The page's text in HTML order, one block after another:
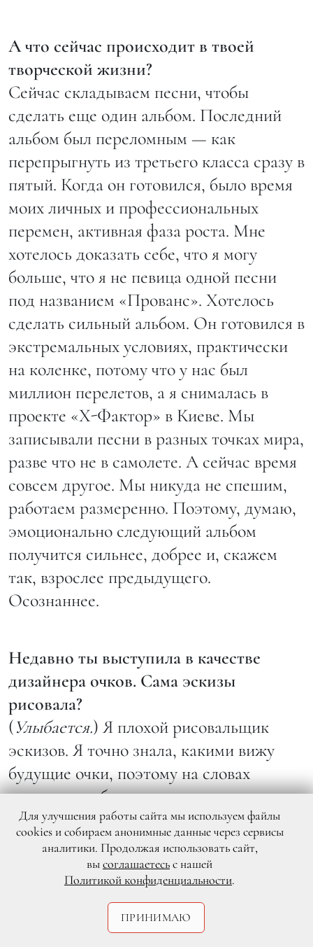
А что сейчас происходит в твоей
творческой жизни?
Сейчас складываем песни, чтобы
сделать еще один альбом. Последний
альбом был переломным — как
перепрыгнуть из третьего класса сразу в
пятый. Когда он готовился, было время
моих личных и профессиональных
перемен, активная фаза роста. Мне
хотелось доказать себе, что я могу
больше, что я не певица одной песни
под названием «Прованс». Хотелось
сделать сильный альбом. Он готовился в
экстремальных условиях, практически
на коленке, потому что у нас был
миллион перелетов, а я снималась в
проекте «Х-Фактор» в Киеве. Мы
записывали песни в разных точках мира,
разве что не в самолете. А сейчас время
совсем другое. Мы никуда не спешим,
работаем размеренно. Поэтому, думаю,
эмоционально следующий альбом
получится сильнее, добрее и, скажем
так, взрослее предыдущего.
Осознаннее.
Недавно ты выступила в качестве
дизайнера очков. Сама эскизы
рисовала?
(Улыбается.) Я плохой рисовальщик
эскизов. Я точно знала, какими вижу
будущие очки, поэтому на словах
рассказала об этом мальчикам-
специалистам. Они лучше знают, как
рисовать, чтобы очки идеально сидели,
чтобы дужка у них крепилась там, где
надо, и так далее. Я была музой,
вдохновителем: «Хочу, чтобы там было
такое и круглое». Я фанат очков. У меня
Для улучшения работы сайта мы используем файлы
cookies и собираем анонимные данные через сервисы
аналитики. Продолжая использовать сайт,
высоглашаетесьс нашей
Политикой конфиденциальности.
ПРИНИМАЮ